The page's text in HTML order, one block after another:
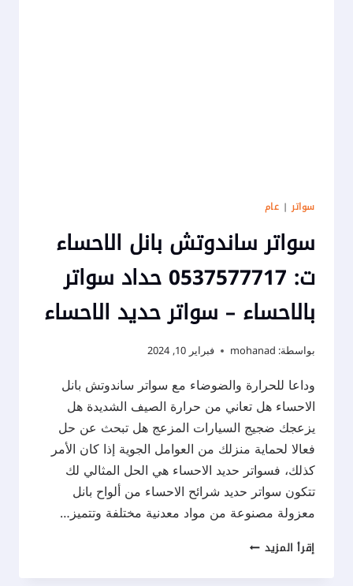
سواتر| عام
سواتر ساندوتش بانل الاحساء
ت: 0537577717 حداد سواتر
بالاحساء – سواتر حديد الاحساء
بواسطة: mohanad فبراير 10, 2024
وداعا للحرارة والضوضاء مع سواتر ساندوتش بانل
الاحساء هل تعاني من حرارة الصيف الشديدة هل
يزعجك ضجيج السيارات المزعج هل تبحث عن حل
فعالا لحماية منزلك من العوامل الجوية إذا كان الأمر
كذلك، فسواتر حديد الاحساء هي الحل المثالي لك
تتكون سواتر حديد شرائح الاحساء من ألواح بانل
معزولة مصنوعة من مواد معدنية مختلفة وتتميز…
إقرأ المزيدسواتر